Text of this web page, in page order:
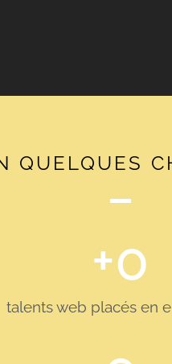
QUELQUES
talents web placés en
+0